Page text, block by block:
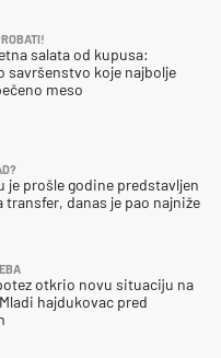
je prošle godine predstavljen
transfer, danas je pao najniže
otkrio novu situaciju na
hajdukovac pred
salata od kupusa:
savršenstvo koje najbolje
meso